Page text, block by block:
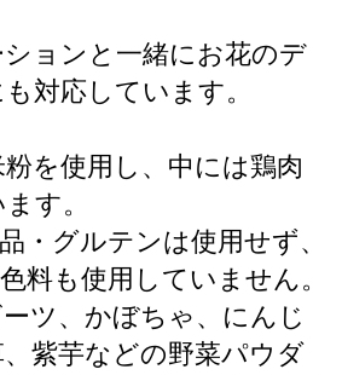
ョンと一緒にお花のデ
対応しています。
を使用し、中には鶏肉
す。
・グルテンは使用せず、
料も使用していません。
ツ、かぼちゃ、にんじ
紫芋などの野菜パウダ